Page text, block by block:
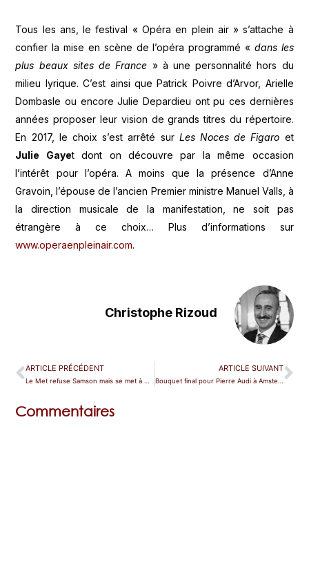
Tous les ans, le festival « Opéra en plein air » s’attache à
confier la mise en scène de l’opéra programmé « dans les
plus beaux sites de France » à une personnalité hors du
milieu lyrique. C’est ainsi que Patrick Poivre d’Arvor, Arielle
Dombasle ou encore Julie Depardieu ont pu ces dernières
années proposer leur vision de grands titres du répertoire.
En 2017, le choix s’est arrêté sur Les Noces de Figaro et
Julie Gayet dont on découvre par la même occasion
l’intérêt pour l’opéra. A moins que la présence d’Anne
Gravoin, l’épouse de l’ancien Premier ministre Manuel Valls, à
la direction musicale de la manifestation, ne soit pas
étrangère à ce choix… Plus d’informations sur
www.operaenpleinair.com.
Christophe Rizoud
ARTICLE PRÉCÉDENT ARTICLE SUIVANT
Commentaires